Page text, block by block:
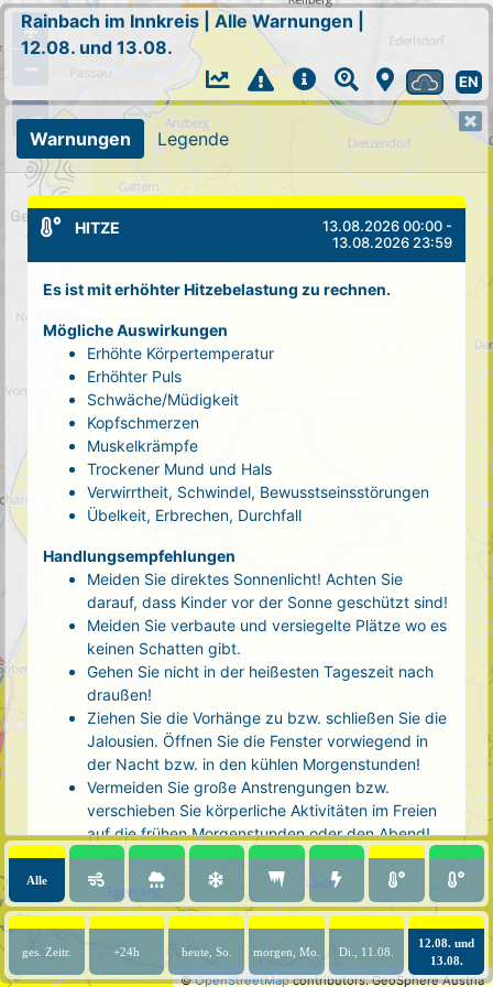
+
−
©OpenStreetMapcontributors. GeoSphere Austria
Rainbach im Innkreis|Alle Warnungen
12.08. und 13.08.
EN
Warnungen Legende
HITZE
13.08.2026 00:00 -
13.08.2026 23:59
Es ist mit erhöhter Hitzebelastung zu rechnen.
Mögliche Auswirkungen
Erhöhte Körpertemperatur
Erhöhter Puls
Schwäche/Müdigkeit
Kopfschmerzen
Muskelkrämpfe
Trockener Mund und Hals
Verwirrtheit, Schwindel, Bewusstseinsstörungen
Übelkeit, Erbrechen, Durchfall
Handlungsempfehlungen
Meiden Sie direktes Sonnenlicht! Achten Sie
darauf, dass Kinder vor der Sonne geschützt sind!
Meiden Sie verbaute und versiegelte Plätze wo es
keinen Schatten gibt.
Gehen Sie nicht in der heißesten Tageszeit nach
draußen!
Ziehen Sie die Vorhänge zu bzw. schließen Sie die
Jalousien. Öffnen Sie die Fenster vorwiegend in
der Nacht bzw. in den kühlen Morgenstunden!
Vermeiden Sie große Anstrengungen bzw.
verschieben Sie körperliche Aktivitäten im Freien
auf die frühen Morgenstunden oder den Abend!
Tragen Sie luftige, helle Kleidung und eine
Kopfbedeckung!
Nehmen Sie eine kühle Dusche! Auch kalte Arm-
und Fußbäder wirken entlastend.
Trinken Sie ausreichend und regelmäßig
(mindestens 2 - 3 Liter pro Tag)! Optimal sind
Alle
ges. Zeitr. +24h heute, So. morgen, Mo. Di., 11.08.
12.08. und
13.08.